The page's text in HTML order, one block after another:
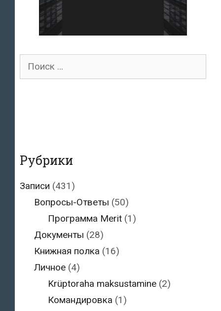
Поиск
Рубрики
Записи (431)
Вопросы-Ответы (50)
Программа Merit (1)
Документы (28)
Книжная полка (16)
Личное(4)
Krüptoraha maksustamine (2)
Командировка (1)